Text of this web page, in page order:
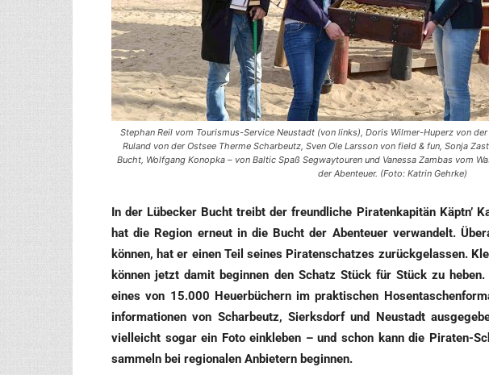
Stephan Reil vom Tourismus-Service Neustadt (von links), Doris Wilmer-Huperz von
Ruland von der Ostsee Therme Scharbeutz, Sven Ole Larsson von field & fun, Sonja
Bucht, Wolfgang Konopka – von Baltic Spaß Segwaytouren und Vanessa Zambas vom
der Abenteuer. (Foto: Katrin Gehrke)
In der Lübe­cker Bucht treibt der freund­li­che Pira­ten­ka­pi­tän Käptn’
hat die Regi­on erneut in die Bucht der Aben­teu­er ver­wan­delt.
kön­nen, hat er einen Teil sei­nes Pira­ten­schat­zes zurück­ge­las­sen.
kön­nen jetzt damit begin­nen den Schatz Stück für Stück zu
eines von 15.000 Heu­er­bü­chern im prak­ti­schen
infor­ma­tio­nen von Schar­beutz, Sierks­dorf und Neu­stadt
viel­leicht sogar ein Foto ein­kle­ben – und schon kann die Pira­ten-
sam­meln bei regio­na­len Anbie­tern beginnen.